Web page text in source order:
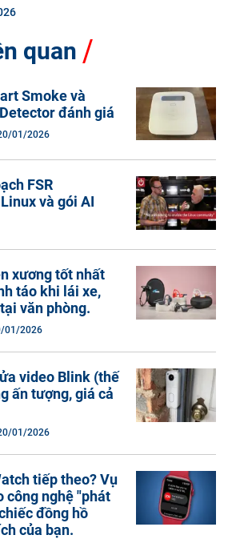
quan
Smoke và
đánh giá
01/2026
FSR
và gói AI
xương tốt nhất
táo khi lái xe,
văn phòng.
01/2026
video Blink (thế
ấn tượng, giá cả
01/2026
tiếp theo? Vụ
công nghệ "phát
đồng hồ
của bạn.